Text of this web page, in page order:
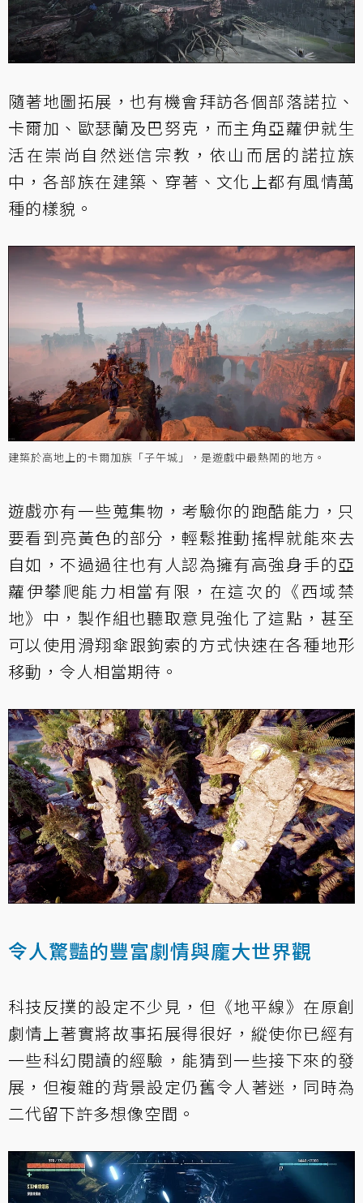
隨著地圖拓展，也有機會拜訪各個部落諾拉、
卡爾加、歐瑟蘭及巴努克，而主角亞蘿伊就生
活在崇尚自然迷信宗教，依山而居的諾拉族
中，各部族在建築、穿著、文化上都有風情萬
種的樣貌。
建築於高地上的卡爾加族「子午城」，是遊戲中最熱鬧的地方。
遊戲亦有一些蒐集物，考驗你的跑酷能力，只
要看到亮黃色的部分，輕鬆推動搖桿就能來去
自如，不過過往也有人認為擁有高強身手的亞
蘿伊攀爬能力相當有限，在這次的《西域禁
地》中，製作組也聽取意見強化了這點，甚至
可以使用滑翔傘跟鉤索的方式快速在各種地形
移動，令人相當期待。
令人驚豔的豐富劇情與龐大世界觀
科技反撲的設定不少見，但《地平線》在原創
劇情上著實將故事拓展得很好，縱使你已經有
一些科幻閱讀的經驗，能猜到一些接下來的發
展，但複雜的背景設定仍舊令人著迷，同時為
二代留下許多想像空間。